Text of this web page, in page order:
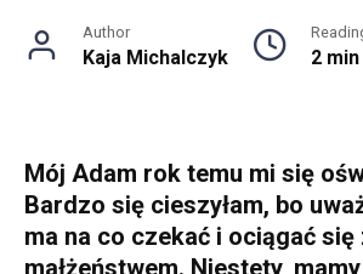
Author
Kaja Michalczyk 2 min
Mój Adam rok temu mi się
Bardzo się cieszyłam, bo
ma na co czekać i ociągać się
małżeństwem. Niestety,